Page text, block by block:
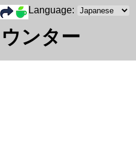
ティ
ンター
Language: